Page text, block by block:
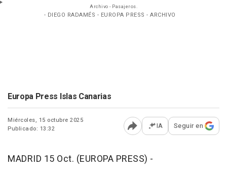
Archivo - Pasajeros.
- DIEGO RADAMÉS - EUROPA PRESS - ARCHIVO
Europa Press Islas Canarias
Miércoles, 15 octubre 2025
Publicado: 13:32
Abrir opciones para
IA Seguir en
MADRID 15 Oct. (EUROPA PRESS) -